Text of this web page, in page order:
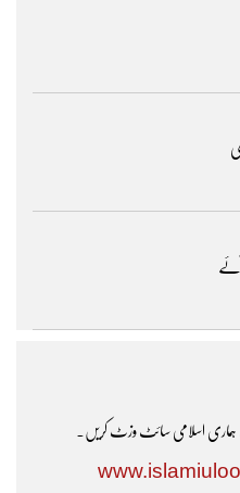
ہماری اسلامی سائٹ وزٹ کریں۔